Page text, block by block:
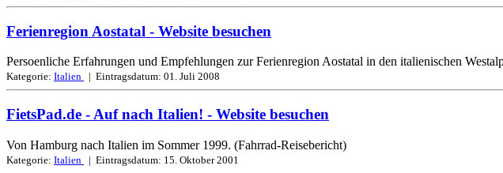
Ferienregion Aostatal - Website besuchen
Persoenliche Erfahrungen und Empfehlungen zur Ferienregion Aostatal in den italienischen
Kategorie: Italien | Eintragsdatum: 01. Juli 2008
FietsPad.de - Auf nach Italien! - Website besuchen
Von Hamburg nach Italien im Sommer 1999. (Fahrrad-Reisebericht)
Kategorie: Italien | Eintragsdatum: 15. Oktober 2001